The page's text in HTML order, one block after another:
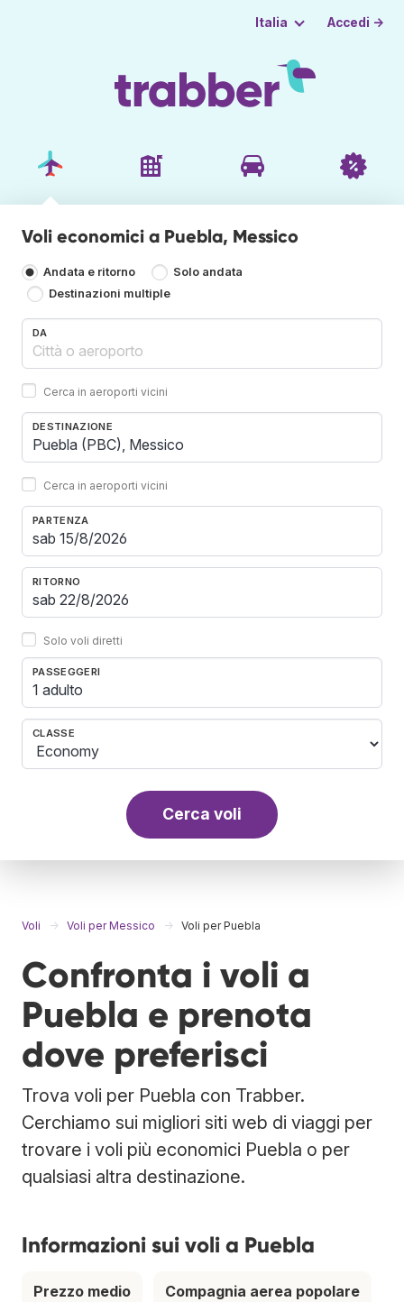
Italia Accedi →
Voli economici a Puebla, Messico
Andata e ritorno
Solo andata
Destinazioni multiple
DA
Cerca in aeroporti vicini
DESTINAZIONE
Cerca in aeroporti vicini
PARTENZA
RITORNO
Solo voli diretti
PASSEGGERI
1 adulto
CLASSE
Cerca voli
Voli Voli per Messico Voli per Puebla
Confronta i voli a
Puebla e prenota
dove preferisci
Trova voli per Puebla con Trabber.
Cerchiamo sui migliori siti web di viaggi per
trovare i voli più economici Puebla o per
qualsiasi altra destinazione.
Informazioni sui voli a Puebla
Prezzo medio
Compagnia aerea popolare